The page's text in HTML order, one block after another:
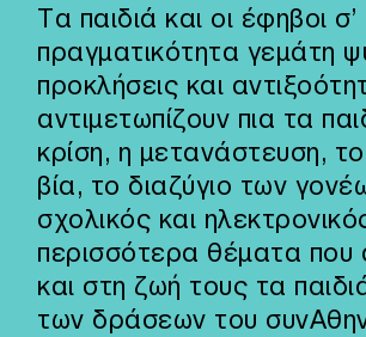
Τα παιδιά και οι έφηβοι
πραγματικότητα γεμάτη
προκλήσεις και
αντιμετωπίζουν πια τα
κρίση, η μετανάστευση,
βία, το διαζύγιο των
σχολικός και
περισσότερα θέματα που
και στη ζωή τους τα
των δράσεων του